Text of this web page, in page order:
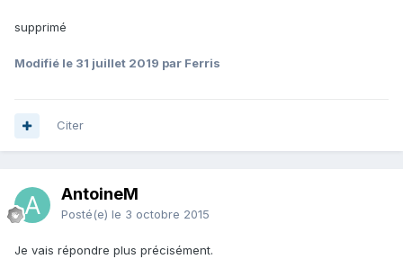
supprimé
Modifié le 31 juillet 2019 par Ferris
Citer
AntoineM
Posté(e) le 3 octobre 2015
Je vais répondre plus précisément.